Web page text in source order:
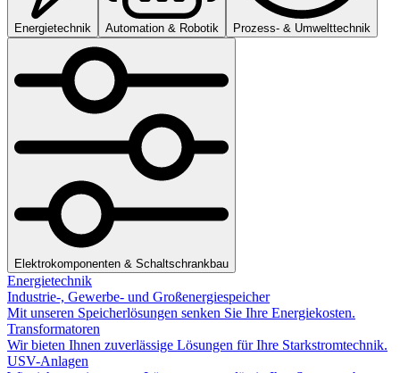
Energietechnik Automation & Robotik Prozess- & Umwelttechnik
Elektrokomponenten & Schaltschrankbau
Energietechnik
Industrie-, Gewerbe- und Großenergiespeicher
Mit unseren Speicherlösungen senken Sie Ihre Energiekosten.
Transformatoren
Wir bieten Ihnen zuverlässige Lösungen für Ihre Starkstromtechnik.
USV-Anlagen